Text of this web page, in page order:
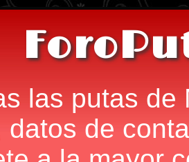
las putas de
datos de